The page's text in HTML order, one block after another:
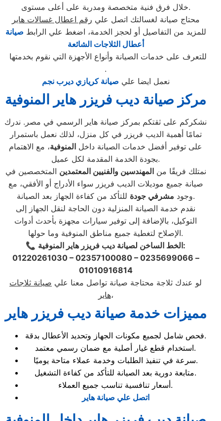
خلال فرق فنية متخصصة ومدربة على أعلى مستوى.
محتاج صيانة لغسالتك اتصل علي رقم اعطال غسالات هاير
للمزيد من التفاصيل أو لحجز الخدمة، اضغط علي الرابط صيانة
أعطال الثلاجات الشائعة
.
نعمل ايضا علي صيانة كريازي ديرب نجم
مركز صيانة ديب فريزر هاير المنوفية
نشكركم على ثقتكم بمركز صيانة هاير الرسمي في مصر. ندرك
تمامًا أهمية الديب فريزر في كل منزل، لذلك نعمل باستمرار
على توفير أفضل خدمات الصيانة داخل المنوفية، مع الاهتمام
بجودة الخدمة المقدمة لكل عميل.
نمتلك فريقًا منالمهندسين والفنيين المعتمدين المتخصصين في
صيانة جميع موديلات الديب فريزر سواء الأدراج أو الأفقي، مع
وجود مشرفي جودة
للتأكد من كفاءة الجهاز بعد الصيانة.
نقدم خدمة الصيانة المنزلية دون الحاجة لنقل الجهاز إلى
التوكيل، بالإضافة إلى توفير سيارات مجهزة بأحدث أدوات
الإصلاح لتغطية جميع مناطق المنوفية وما حولها.
📞
الخط الساخن لصيانة ديب فريزر هاير المنوفية:
01220261030 – 02357100080 – 0235699066 –
01010916814
لو عندك ثلاجة محتاجة صيانة تواصل معنا علي صيانة ثلاجات
هاير،
مميزات خدمة صيانة ديب فريزر هاير
فحص شامل لجميع مكونات الجهاز وتحديد الأعطال بدقة.
استخدام قطع غيار أصلية مع ضمان رسمي معتمد.
سرعة في تنفيذ الطلبات وخدمة عملاء متاحة يوميًا.
متابعة دورية بعد الصيانة للتأكد من كفاءة التشغيل.
أسعار تنافسية تناسب جميع العملاء.
اتصل علي صيانة هاير